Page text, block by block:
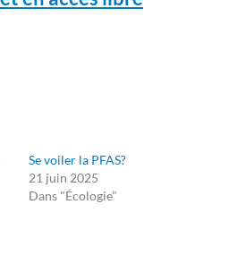
Se voiler la PFAS?
21 juin 2025
Dans "Écologie"